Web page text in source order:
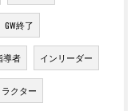
GW終了
導者 インリーダー
クター